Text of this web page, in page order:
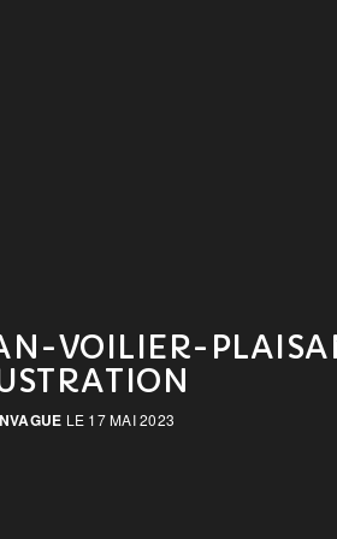
VOILIER-
LE 17 MAI 2023